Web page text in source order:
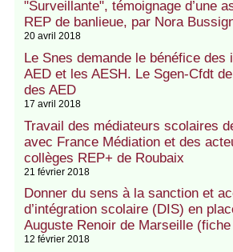
"Surveillante", témoignage d’une
REP de banlieue, par Nora
20 avril 2018
Le Snes demande le bénéfice
AED et les AESH. Le Sgen-Cfdt
des AED
17 avril 2018
Travail des médiateurs scolaires
avec France Médiation et des
collèges REP+ de Roubaix
21 février 2018
Donner du sens à la sanction et
d’intégration scolaire (DIS) en
Auguste Renoir de Marseille
12 février 2018